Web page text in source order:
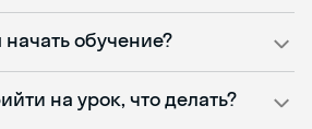
обучение?
на урок, что делать?